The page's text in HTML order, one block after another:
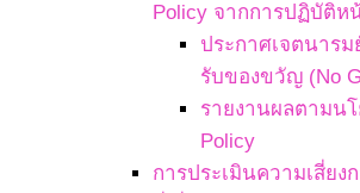
Policy จากการปฏิบัติห
ประกาศเจตนาร
รับของขวัญ (No
รายงานผลตามน
Policy
การประเมินความเสี่ยง